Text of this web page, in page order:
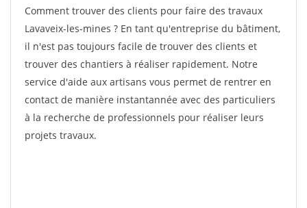
Comment trouver des clients pour faire des travaux
Lavaveix-les-mines ? En tant qu'entreprise du bâtiment,
il n'est pas toujours facile de trouver des clients et
trouver des chantiers à réaliser rapidement. Notre
service d'aide aux artisans vous permet de rentrer en
contact de manière instantannée avec des particuliers
à la recherche de professionnels pour réaliser leurs
projets travaux.